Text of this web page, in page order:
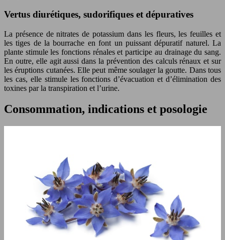
Vertus diurétiques, sudorifiques et dépuratives
La présence de nitrates de potassium dans les fleurs, les feuilles et
les tiges de la bourrache en font un puissant dépuratif naturel. La
plante stimule les fonctions rénales et participe au drainage du sang.
En outre, elle agit aussi dans la prévention des calculs rénaux et sur
les éruptions cutanées. Elle peut même soulager la goutte. Dans tous
les cas, elle stimule les fonctions d’évacuation et d’élimination des
toxines par la transpiration et l’urine.
Consommation, indications et posologie